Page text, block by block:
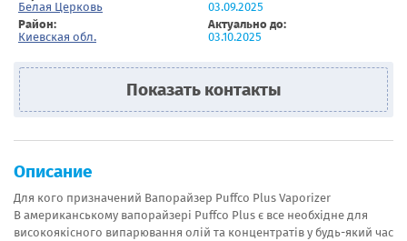
Белая Церковь
03.09.2025
Район:
Киевская обл.
Актуально до:
03.10.2025
Показать контакты
Описание
Для кого призначений Вапорайзер Puffco Plus Vaporizer
В американському вапорайзері Puffco Plus є все необхідне для
високоякісного випарювання олій та концентратів у будь-який час